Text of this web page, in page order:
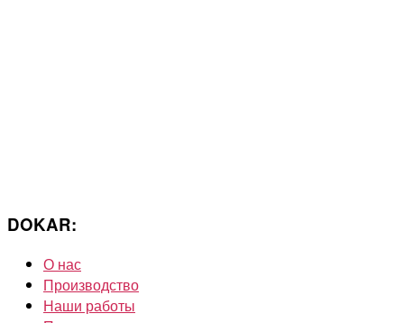
DOKAR:
О нас
Производство
Наши работы